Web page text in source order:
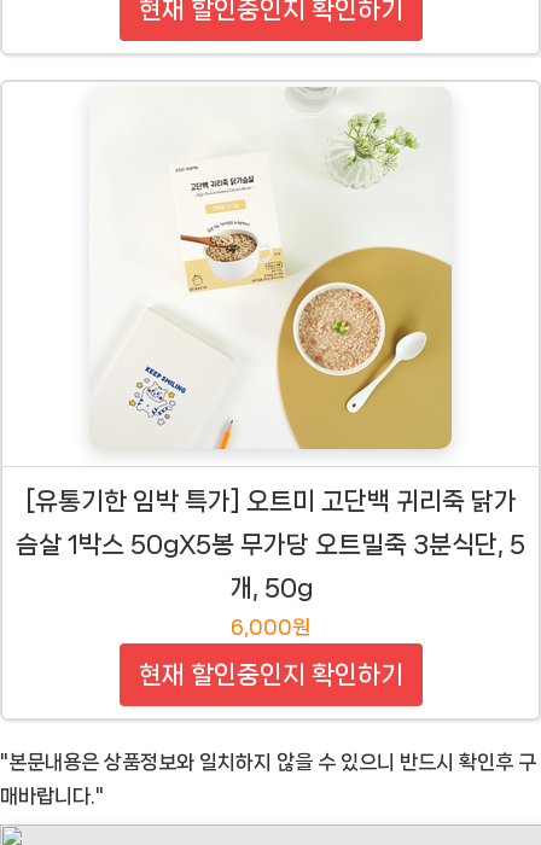
현재 할인중인지 확인하기
[유통기한 임박 특가] 오트미 고단백 귀리죽 닭가
슴살 1박스 50gX5봉 무가당 오트밀죽 3분식단, 5
개, 50g
6,000원
현재 할인중인지 확인하기
"본문내용은 상품정보와 일치하지 않을 수 있으니 반드시 확인후 구
매바랍니다."